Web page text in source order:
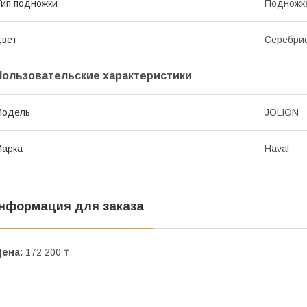
подножки
характеристики
JOLION
Haval
для заказа
172 200 ₸